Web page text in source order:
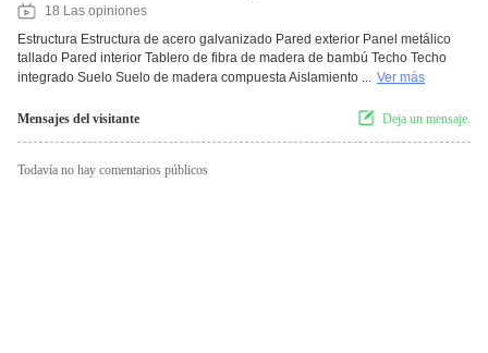
18 Las opiniones
Estructura Estructura de acero galvanizado Pared exterior Panel metálico
tallado Pared interior Tablero de fibra de madera de bambú Techo Techo
integrado Suelo Suelo de madera compuesta Aislamiento ... Ver más
Mensajes del visitante Deja un mensaje.
Todavía no hay comentarios públicos